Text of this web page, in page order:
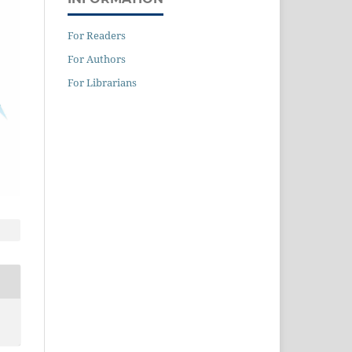
For Readers
For Authors
For Librarians